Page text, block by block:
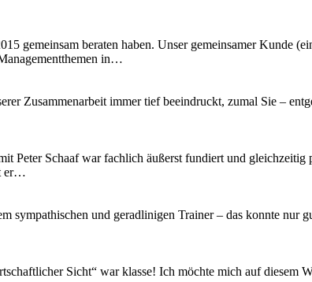
gemeinsam beraten haben. Unser gemeinsamer Kunde
in…
Zusammenarbeit immer tief beeindruckt, zumal Sie –
Peter Schaaf war fachlich äußerst fundiert und gleichzeitig
er…
und geradlinigen Trainer – das konnte nur
Sicht“ war klasse! Ich möchte mich auf diesem